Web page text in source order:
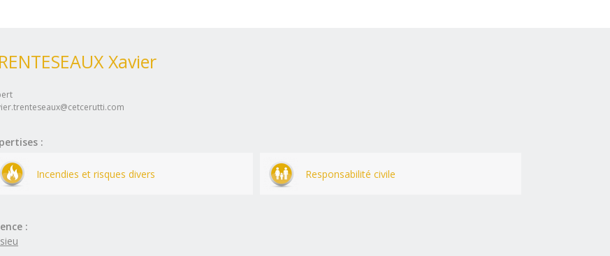
Xavier
:
Incendies et risques divers Responsabilité civile
: